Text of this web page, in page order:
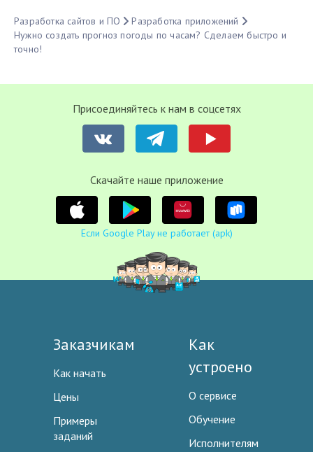
Разработка сайтов и ПО
Разработка приложений
Нужно создать прогноз погоды по часам? Сделаем быстро и
точно!
Присоединяйтесь к нам в соцсетях
Cкачайте наше приложение
Если Google Play не работает (apk)
Заказчикам
Как начать
Цены
Примеры
заданий
Как
устроено
О сервисе
Обучение
Исполнителям